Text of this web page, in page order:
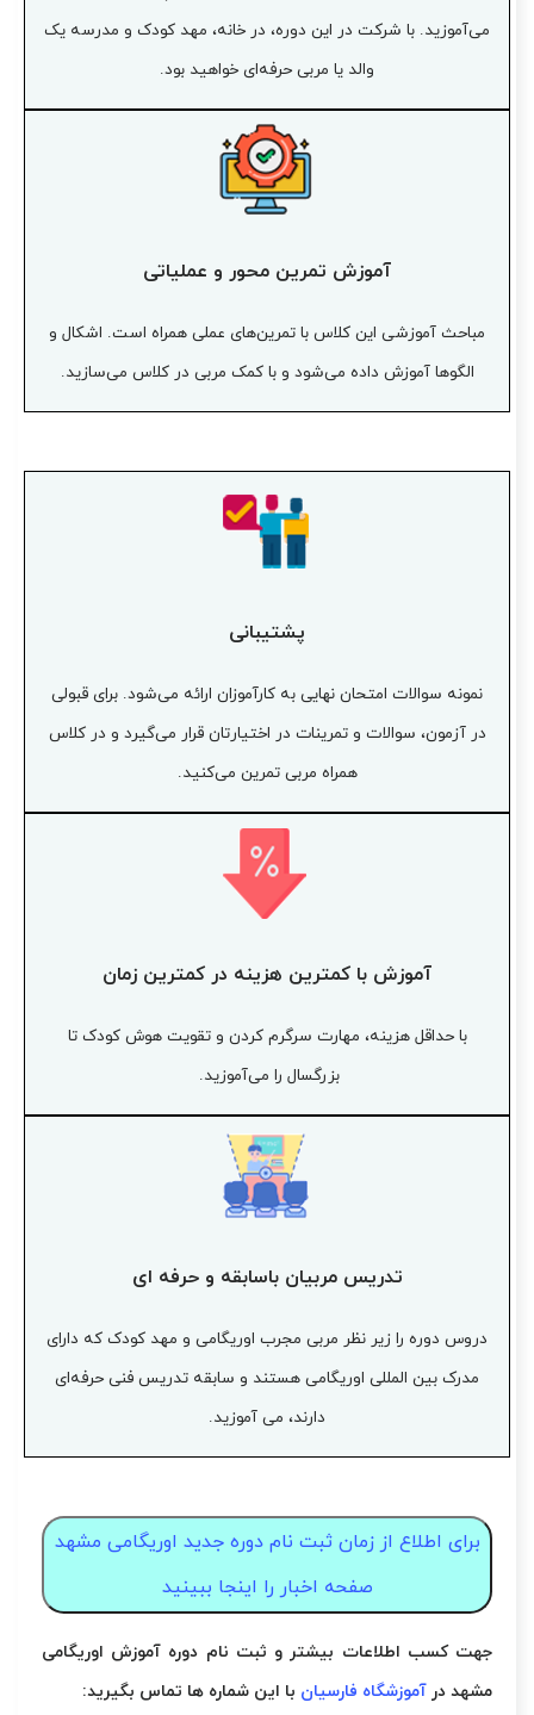
می‌آموزید. با شرکت در این دوره، در خانه، مهد کودک و مدرسه یک
والد یا مربی حرفه‌ای خواهید بود.
آموزش تمرین محور و عملیاتی
مباحث آموزشی این کلاس با تمرین‌های عملی همراه است. اشکال و
الگوها آموزش داده می‌شود و با کمک مربی در کلاس می‌سازید.
پشتیبانی
نمونه سوالات امتحان نهایی به کارآموزان ارائه می‌شود. برای قبولی
در آزمون، سوالات و تمرینات در اختیارتان قرار می‌گیرد و در کلاس
همراه مربی تمرین می‌کنید.
آموزش با کمترین هزینه در کمترین زمان
با حداقل هزینه، مهارت سرگرم کردن و تقویت هوش کودک تا
بزرگسال را می‌آموزید.
تدریس مربیان باسابقه و حرفه ای
دروس دوره را زیر نظر مربی مجرب اوریگامی و مهد کودک که دارای
مدرک بین المللی اوریگامی هستند و سابقه تدریس فنی حرفه‌ای
دارند، می آموزید.
برای اطلاع از زمان ثبت نام دوره جدید اوریگامی مشهد
صفحه اخبار را اینجا ببینید
جهت کسب اطلاعات بیشتر و ثبت نام دوره آموزش اوریگامی
مشهد در آموزشگاه فارسیان با این شماره ها تماس بگیرید: